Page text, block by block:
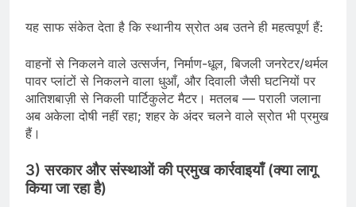
यह साफ संकेत देता है कि स्थानीय स्रोत अब उतने ही महत्वपूर्ण हैं:
वाहनों से निकलने वाले उत्सर्जन, निर्माण-धूल, बिजली जनरेटर/थर्मल
पावर प्लांटों से निकलने वाला धुआँ, और दिवाली जैसी घटनियों पर
आतिशबाज़ी से निकली पार्टिकुलेट मैटर। मतलब — पराली जलाना
अब अकेला दोषी नहीं रहा; शहर के अंदर चलने वाले स्रोत भी प्रमुख
हैं।
3) सरकार और संस्थाओं की प्रमुख कार्रवाइयाँ (क्या लागू
किया जा रहा है)